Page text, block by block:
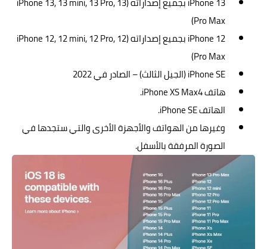
Pro Max)
iPhone 12 بجميع إصداراته (iPhone 12, 12 mini, 12 Pro, 12
Pro Max)
iPhone SE (الجيل الثالث) – الصادر في 2022
هاتف iPhone XS Max4.
الهاتف iPhone SE.
وغيرها من الهواتف والأجهزة الأخرى والتي ستجدها في
الصورة المرفقة بالأسفل.